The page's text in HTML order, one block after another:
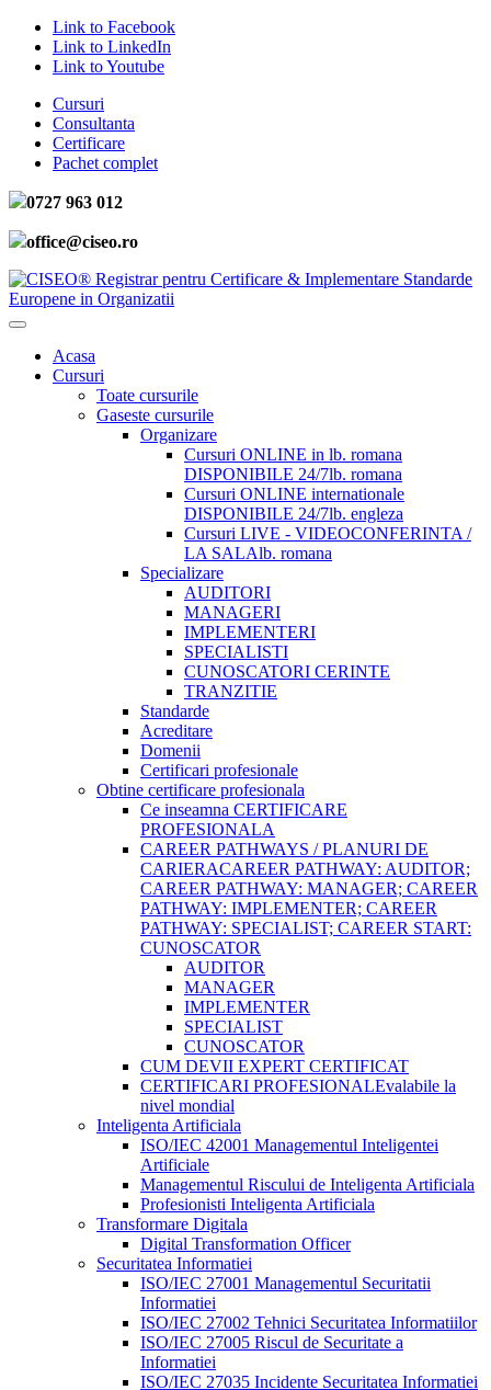
Link to Facebook
Link to LinkedIn
Link to Youtube
Cursuri
Consultanta
Certificare
Pachet complet
0727 963 012
office@ciseo.ro
Acasa
Cursuri
Toate cursurile
Gaseste cursurile
Organizare
Cursuri ONLINE in lb. romana
DISPONIBILE 24/7lb. romana
Cursuri ONLINE internationale
DISPONIBILE 24/7lb. engleza
Cursuri LIVE - VIDEOCONFERINTA /
LA SALAlb. romana
Specializare
AUDITORI
MANAGERI
IMPLEMENTERI
SPECIALISTI
CUNOSCATORI CERINTE
TRANZITIE
Standarde
Acreditare
Domenii
Certificari profesionale
Obtine certificare profesionala
Ce inseamna CERTIFICARE
PROFESIONALA
CAREER PATHWAYS / PLANURI DE
CARIERACAREER PATHWAY: AUDITOR;
CAREER PATHWAY: MANAGER; CAREER
PATHWAY: IMPLEMENTER; CAREER
PATHWAY: SPECIALIST; CAREER START:
CUNOSCATOR
AUDITOR
MANAGER
IMPLEMENTER
SPECIALIST
CUNOSCATOR
CUM DEVII EXPERT CERTIFICAT
CERTIFICARI PROFESIONALEvalabile la
nivel mondial
Inteligenta Artificiala
ISO/IEC 42001 Managementul Inteligentei
Artificiale
Managementul Riscului de Inteligenta Artificiala
Profesionisti Inteligenta Artificiala
Transformare Digitala
Digital Transformation Officer
Securitatea Informatiei
ISO/IEC 27001 Managementul Securitatii
Informatiei
ISO/IEC 27002 Tehnici Securitatea Informatiilor
ISO/IEC 27005 Riscul de Securitate a
Informatiei
ISO/IEC 27035 Incidente Securitatea Informatiei